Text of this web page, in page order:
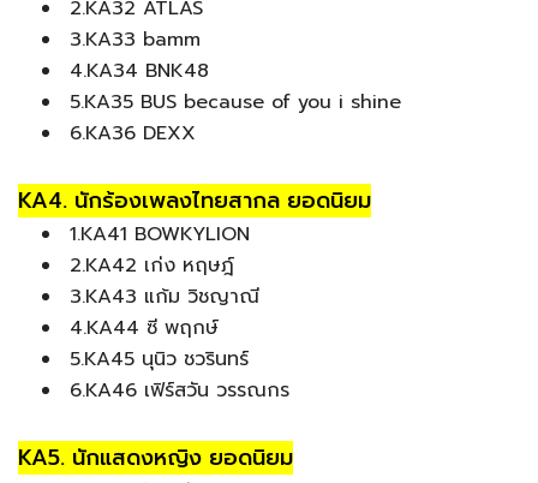
2.KA32 ATLAS
3.KA33 bamm
4.KA34 BNK48
5.KA35 BUS because of you i shine
6.KA36 DEXX
KA4. นักร้องเพลงไทยสากล ยอดนิยม
1.KA41 BOWKYLION
2.KA42 เก่ง หฤษฎ์
3.KA43 แก้ม วิชญาณี
4.KA44 ซี พฤกษ์
5.KA45 นุนิว ชวรินทร์
6.KA46 เฟิร์สวัน วรรณกร
KA5. นักแสดงหญิง ยอดนิยม